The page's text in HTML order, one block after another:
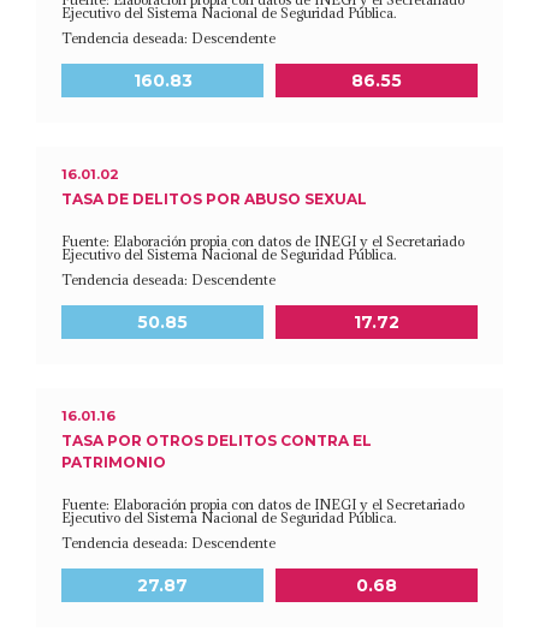
Ejecutivo del Sistema Nacional de Seguridad Pública.
Tendencia deseada: Descendente
160.83 Meta a 2030
86.55
16.01.02
TASA DE DELITOS POR ABUSO SEXUAL
Fuente: Elaboración propia con datos de INEGI y el Secretariado
Ejecutivo del Sistema Nacional de Seguridad Pública.
Tendencia deseada: Descendente
50.85 Meta a 2030
17.72
16.01.16
TASA POR OTROS DELITOS CONTRA EL
PATRIMONIO
Fuente: Elaboración propia con datos de INEGI y el Secretariado
Ejecutivo del Sistema Nacional de Seguridad Pública.
Tendencia deseada: Descendente
27.87 Meta a 2030
0.68